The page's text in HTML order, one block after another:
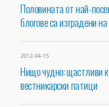
Половината от най-
блогове са изградени
2012-04-15
Нищо чудно: щастливи
вестникарски патици